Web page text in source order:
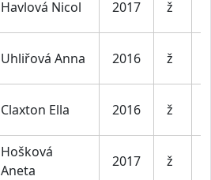
Havlová Nicol 2017 ž
Uhliřová Anna 2016 ž
Claxton Ella 2016 ž
Hošková
Aneta
2017 ž